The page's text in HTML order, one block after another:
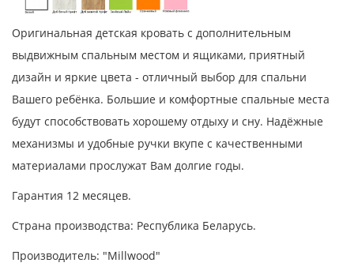
Оригинальная детская кровать с дополнительным
выдвижным спальным местом и ящиками, приятный
дизайн и яркие цвета - отличный выбор для спальни
Вашего ребёнка. Большие и комфортные спальные места
будут способствовать хорошему отдыху и сну. Надёжные
механизмы и удобные ручки вкупе с качественными
материалами прослужат Вам долгие годы.
Гарантия 12 месяцев.
Страна производства: Республика Беларусь.
Производитель: "Millwood"